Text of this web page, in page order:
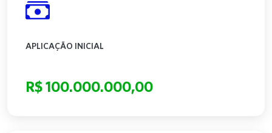
APLICAÇÃO INICIAL
R$ 100.000.000,00